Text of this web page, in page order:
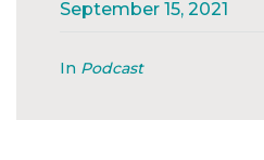
September 15, 2021
In Podcast